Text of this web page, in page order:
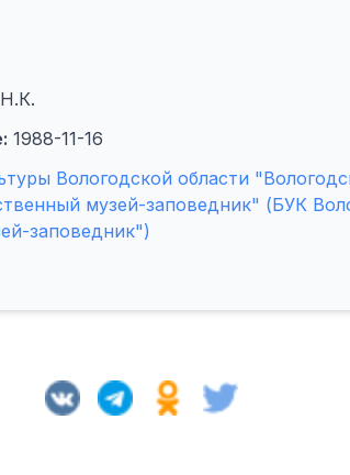
1988-11-16
Вологодской области
музей-заповедник" (БУК
заповедник")